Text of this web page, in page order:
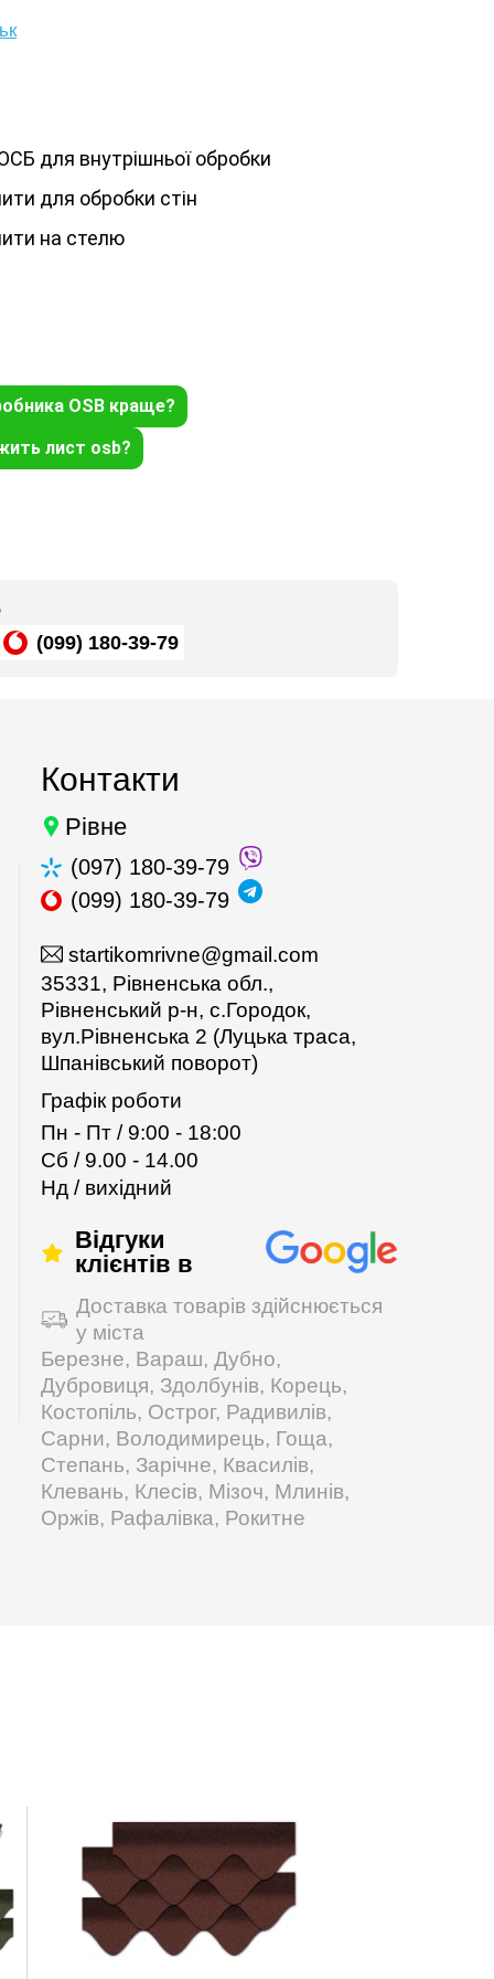
для внутрішньої обробки
для обробки стін
на стелю
OSB краще?
лист osb?
(099) 180-39-79
Контакти
Рівне
(097) 180-39-79
(099) 180-39-79
startikomrivne@gmail.com
35331, Рівненська обл.,
Рівненський р-н, с.Городок,
вул.Рівненська 2 (Луцька траса,
Шпанівський поворот)
Графік роботи
Пн - Пт / 9:00 - 18:00
Сб / 9.00 - 14.00
Нд / вихідний
Відгуки
клієнтів в
Доставка товарів здійснюється
у міста
Березне, Вараш, Дубно,
Дубровиця, Здолбунів, Корець,
Костопіль, Острог, Радивилів,
Сарни, Володимирець, Гоща,
Степань, Зарічне, Квасилів,
Клевань, Клесів, Мізоч, Млинів,
Оржів, Рафалівка, Рокитне